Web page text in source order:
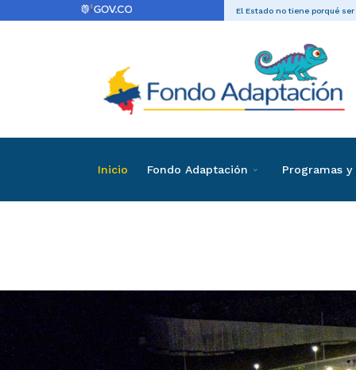
El Estado no tiene porqué ser
Inicio Fondo Adaptación Programas